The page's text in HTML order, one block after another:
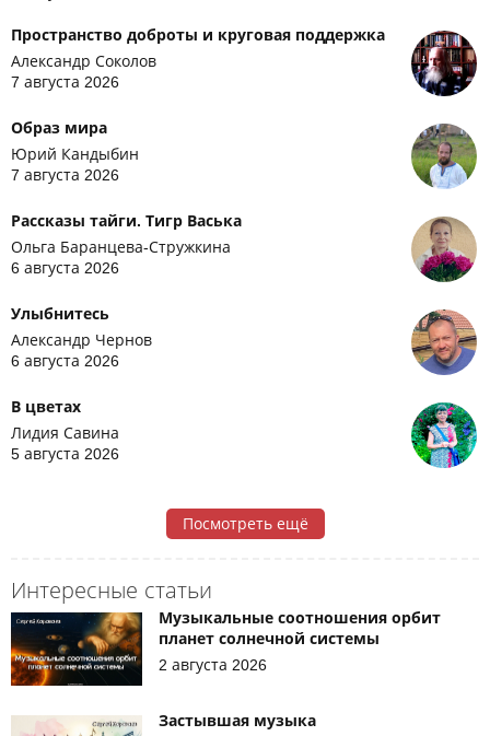
Пространство доброты и круговая поддержка
Александр Соколов
7 августа 2026
Образ мира
Юрий Кандыбин
7 августа 2026
Рассказы тайги. Тигр Васька
Ольга Баранцева-Стружкина
6 августа 2026
Улыбнитесь
Александр Чернов
6 августа 2026
В цветах
Лидия Савина
5 августа 2026
Посмотреть ещё
Интересные статьи
Музыкальные соотношения орбит
планет солнечной системы
2 августа 2026
Застывшая музыка